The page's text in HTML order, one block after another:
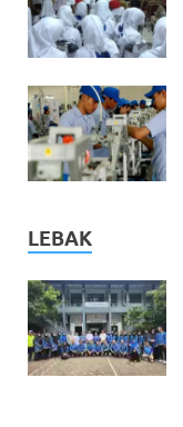
LEBAK